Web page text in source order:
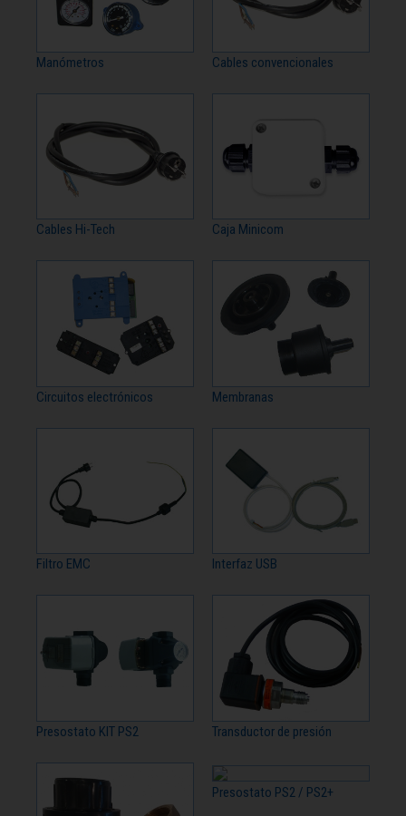
Manómetros Cables convencionales
Cables Hi-Tech Caja Minicom
Circuitos electrónicos Membranas
Filtro EMC Interfaz USB
Presostato KIT PS2 Transductor de presión
Presostato PS2 / PS2+